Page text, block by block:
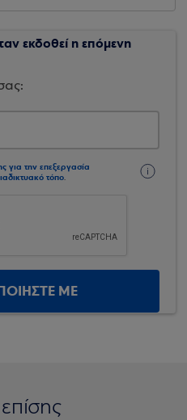
εκδοθεί η επόμενη
για την επεξεργασία
τόπο.
ΜΕ